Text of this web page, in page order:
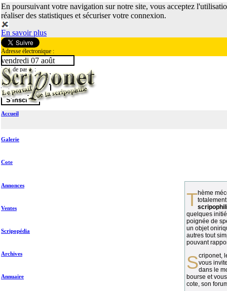
En poursuivant votre navigation sur notre site, vous acceptez
réaliser des statistiques et sécuriser votre connexion.
En savoir plus
Adresse électronique :
Mot de passe :
vendredi 07 août
Accueil
Galerie
Cote
Annonces
Ventes
Scripopédia
Archives
Annuaire
Thème méconnu des collectionneurs et
quelques
poignée de
un objet
autres tout
pouvant
vous
dans le
bourse et
cote, son